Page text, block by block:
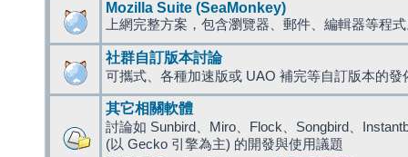
Mozilla Suite (SeaMonkey)
上網完整方案，包含瀏覽器、郵件、編輯器等程
社群自訂版本討論
可攜式、各種加速版或 UAO 補完等自訂版本的發
其它相關軟體
討論如 Sunbird、Miro、Flock、Songbird、
(以 Gecko 引擎為主) 的開發與使用議題